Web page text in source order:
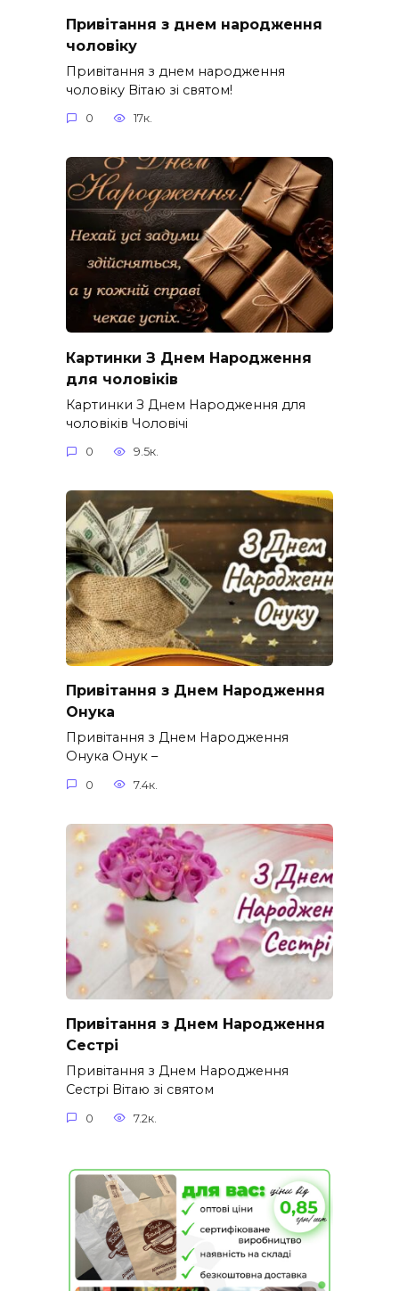
Привітання з днем народження
чоловіку
Привітання з днем народження
чоловіку Вітаю зі святом!
0 17к.
Картинки З Днем Народження
для чоловіків​
Картинки З Днем Народження для
чоловіків​ Чоловічі
0 9.5к.
Привітання з Днем Народження
Онука
Привітання з Днем Народження
Онука Онук –
0 7.4к.
Привітання з Днем Народження
Сестрі
Привітання з Днем Народження
Сестрі Вітаю зі святом
0 7.2к.